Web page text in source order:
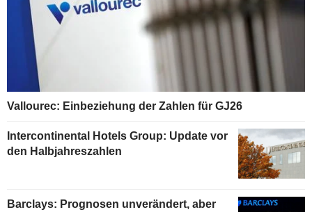
Vallourec: Einbeziehung der Zahlen für GJ26
Intercontinental Hotels Group: Update vor
den Halbjahreszahlen
Barclays: Prognosen unverändert, aber